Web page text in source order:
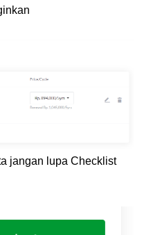
jangan lupa Checklist